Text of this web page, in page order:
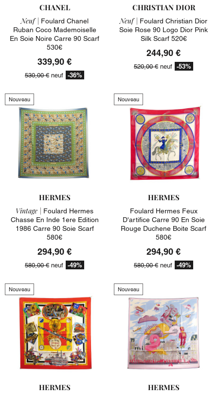
CHANEL
Neuf | Foulard Chanel
Ruban Coco Mademoiselle
En Soie Noire Carre 90 Scarf
530€
339,90 €
530,00 € neuf -36%
CHRISTIAN DIOR
Neuf | Foulard Christian Dior
Soie Rose 90 Logo Dior Pink
Silk Scarf 520€
244,90 €
520,00 € neuf -53%
Nouveau
HERMES
Vintage | Foulard Hermes
Chasse En Inde 1ere Edition
1986 Carre 90 Soie Scarf
580€
294,90 €
580,00 € neuf -49%
Nouveau
HERMES
Foulard Hermes Feux
D'artifice Carre 90 En Soie
Rouge Duchene Boite Scarf
580€
294,90 €
580,00 € neuf -49%
Nouveau
HERMES
Nouveau
HERMES